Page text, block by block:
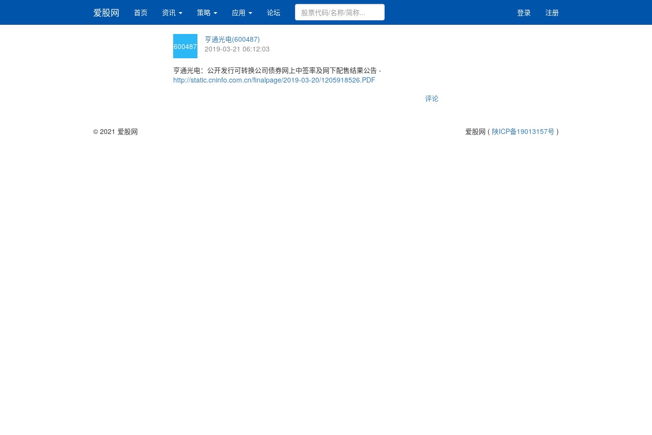
爱股网 首页 资讯 策略 应用 论坛 登录 注册
600487
亨通光电(600487)
2019-03-21 06:12:03
亨通光电：公开发行可转换公司债券网上中签率及网下配售结果公告 -
http://static.cninfo.com.cn/finalpage/2019-03-20/1205918526.PDF
评论
© 2021 爱股网 爱股网 ( 陕ICP备19013157号 )